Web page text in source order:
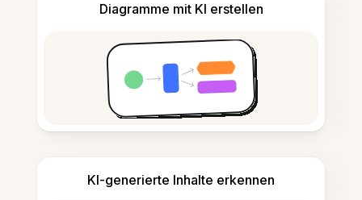
Diagramme mit KI erstellen
KI-generierte Inhalte erkennen